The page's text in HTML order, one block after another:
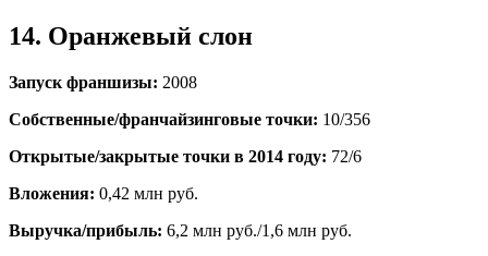
14. Оранжевый слон
Запуск франшизы: 2008
Собственные/франчайзинговые точки: 10/356
Открытые/закрытые точки в 2014 году: 72/6
Вложения: 0,42 млн руб.
Выручка/прибыль: 6,2 млн руб./1,6 млн руб.